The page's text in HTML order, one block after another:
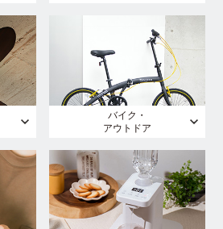
バイク・
アウトドア